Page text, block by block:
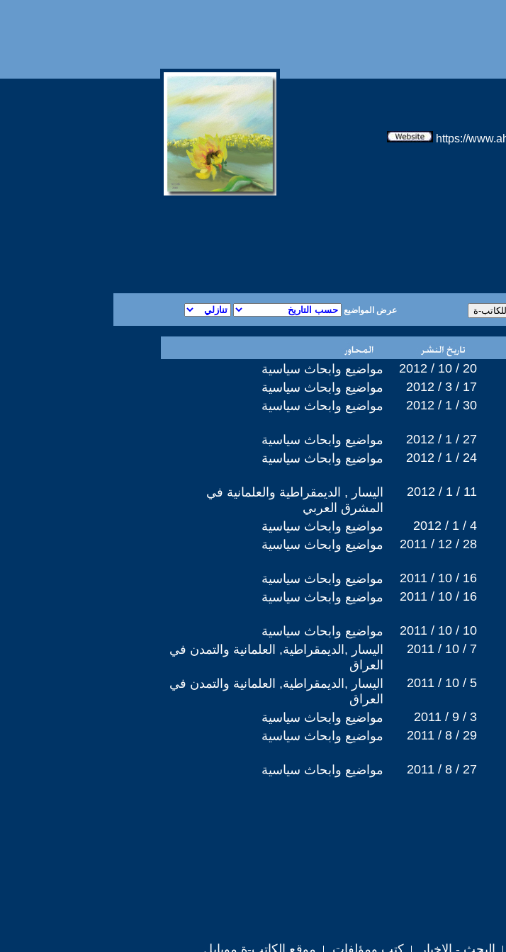
عرض المواضيع
مواضيع وابحاث سياسية 2012 / 10 / 20
مواضيع وابحاث سياسية
2012 / 3 / 17
مواضيع وابحاث سياسية
2012 / 1 / 30
مواضيع وابحاث سياسية 2012 / 1 / 27
مواضيع وابحاث سياسية
2012 / 1 / 24
اليسار , الديمقراطية والعلمانية في
المشرق العربي
2012 / 1 / 11
مواضيع وابحاث سياسية 2012 / 1 / 4
مواضيع وابحاث سياسية
2011 / 12 / 28
مواضيع وابحاث سياسية 2011 / 10 / 16
مواضيع وابحاث سياسية
2011 / 10 / 16
مواضيع وابحاث سياسية 2011 / 10 / 10
اليسار ,الديمقراطية, العلمانية والتمدن في
العراق
2011 / 10 / 7
اليسار ,الديمقراطية, العلمانية والتمدن في
العراق
2011 / 10 / 5
مواضيع وابحاث سياسية 2011 / 9 / 3
مواضيع وابحاث سياسية
2011 / 8 / 29
مواضيع وابحاث سياسية 2011 / 8 / 27
البحث - الاخبار كتب ومؤلفات موقع الكاتب-ة موبايل